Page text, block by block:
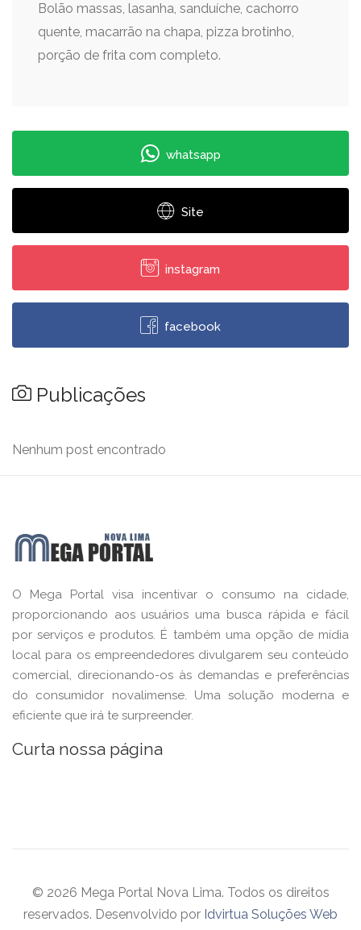
Bolão massas, lasanha, sanduíche, cachorro
quente, macarrão na chapa, pizza brotinho,
porção de frita com completo.
whatsapp
Site
instagram
facebook
Publicações
Nenhum post encontrado
O Mega Portal visa incentivar o consumo na cidade,
proporcionando aos usuários uma busca rápida e fácil
por serviços e produtos. É também uma opção de mídia
local para os empreendedores divulgarem seu conteúdo
comercial, direcionando-os às demandas e preferências
do consumidor novalimense. Uma solução moderna e
eficiente que irá te surpreender.
Curta nossa página
© 2026 Mega Portal Nova Lima. Todos os direitos
reservados. Desenvolvido por Idvirtua Soluções Web